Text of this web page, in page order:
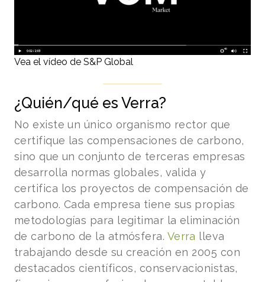
Vea el vídeo de S&P Global
¿Quién/qué es Verra?
No existe un único organismo rector que
certifique las compensaciones de carbono,
sino que un conjunto de terceras empresas
desarrolla normas globales, valida y
certifica los proyectos de compensación de
carbono. Cada empresa tiene sus propias
metodologías para legitimar la eliminación
de carbono de la atmósfera. Verra lleva
trabajando desde su creación en 2005 con
destacados científicos, conservacionistas,